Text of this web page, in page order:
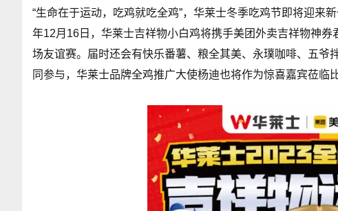
“生命在于运动，吃鸡就吃全鸡”，华莱士冬季吃鸡节即将迎来
年12月16日，华莱士吉祥物小白鸡将携手美团外卖吉祥物神
场友谊赛。届时还会有快乐番薯、粮全其美、永璞咖啡、五
同参与，华莱士品牌全鸡推广大使杨迪也将作为惊喜嘉宾莅临